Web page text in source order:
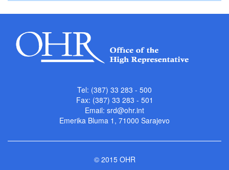
Tel: (387) 33 283 - 500
Fax: (387) 33 283 - 501
Email: srd@ohr.int
Emerika Bluma 1, 71000 Sarajevo
© 2015 OHR